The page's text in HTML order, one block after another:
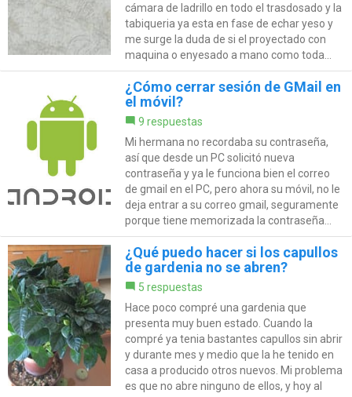
cámara de ladrillo en todo el trasdosado y la
tabiqueria ya esta en fase de echar yeso y
me surge la duda de si el proyectado con
maquina o enyesado a mano como toda...
¿Cómo cerrar sesión de GMail en
el móvil?
9 respuestas
Mi hermana no recordaba su contraseña,
así que desde un PC solicitó nueva
contraseña y ya le funciona bien el correo
de gmail en el PC, pero ahora su móvil, no le
deja entrar a su correo gmail, seguramente
porque tiene memorizada la contraseña...
¿Qué puedo hacer si los capullos
de gardenia no se abren?
5 respuestas
Hace poco compré una gardenia que
presenta muy buen estado. Cuando la
compré ya tenia bastantes capullos sin abrir
y durante mes y medio que la he tenido en
casa a producido otros nuevos. Mi problema
es que no abre ninguno de ellos, y hoy al